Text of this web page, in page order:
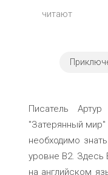
читают
Писатель
"Затерянный мир"
необходимо
уровне B2. Здесь
на английском